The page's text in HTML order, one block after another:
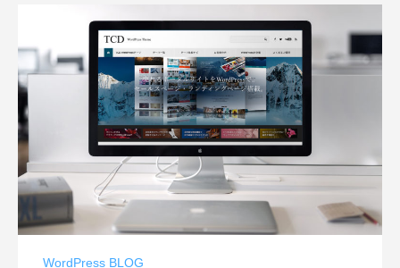
/home/r7486069/public_html/toshizen.com/wp-
content/themes/rock_tcd068/inc/megamenu.php
WordPress BLOG